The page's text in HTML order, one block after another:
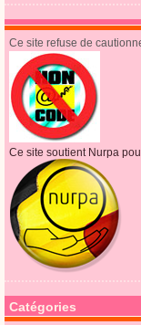
Ce site refuse de
Ce site soutient Nurpa
Catégories